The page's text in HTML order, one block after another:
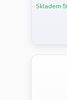
Skladem